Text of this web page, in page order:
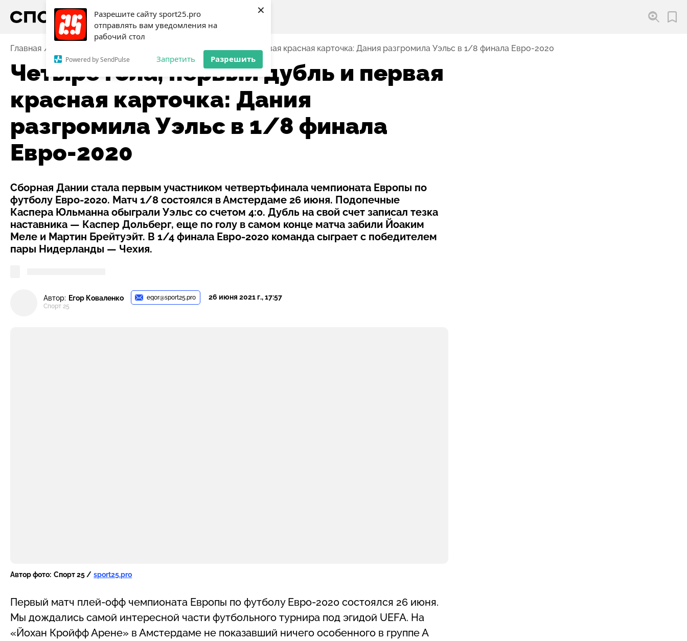
Разрешите сайту sport25.pro
отправлять вам уведомления на
рабочий стол
Powered by SendPulse Запретить Разрешить
×
Главная Четыре гола, первый дубль и первая красная карточка: Дания разгромила Уэльс в 1/8 финала Евро-2020
Четыре гола, первый дубль и первая
красная карточка: Дания
разгромила Уэльс в 1/8 финала
Евро-2020
Сборная Дании стала первым участником четвертьфинала чемпионата Европы по
футболу Евро-2020. Матч 1/8 состоялся в Амстердаме 26 июня. Подопечные
Каспера Юльманна обыграли Уэльс со счетом 4:0. Дубль на свой счет записал тезка
наставника — Каспер Дольберг, еще по голу в самом конце матча забили Йоаким
Меле и Мартин Брейтуэйт. В 1/4 финала Евро-2020 команда сыграет с победителем
пары Нидерланды — Чехия.
Автор: Егор Коваленко
Спорт 25
egor@sport25.pro 26 июня 2021 г., 17:57
Автор фото: Спорт 25 / sport25.pro
Первый матч плей-офф чемпионата Европы по футболу Евро-2020 состоялся 26 июня.
Мы дождались самой интересной части футбольного турнира под эгидой UEFA. На
«Йохан Кройфф Арене» в Амстердаме не показавший ничего особенного в группе А